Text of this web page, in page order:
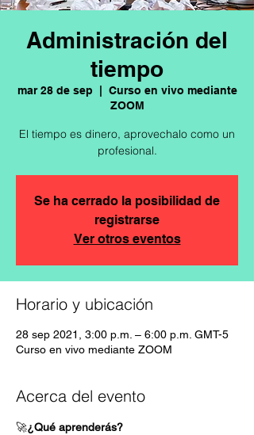
Administración del
tiempo
mar 28 de sep
Curso en vivo mediante
ZOOM
El tiempo es dinero, aprovechalo como un
profesional.
Se ha cerrado la posibilidad de
registrarse
Ver otros eventos
Horario y ubicación
28 sep 2021, 3:00 p.m. – 6:00 p.m. GMT-5
Curso en vivo mediante ZOOM
Acerca del evento
🚀¿Qué aprenderás?